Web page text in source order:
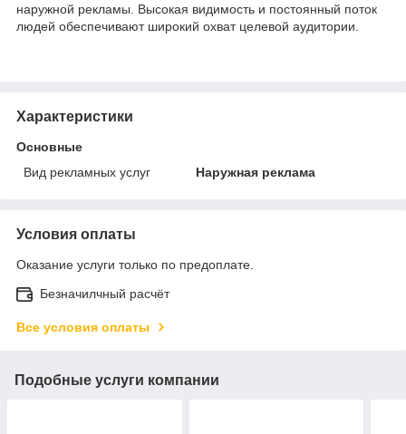
наружной рекламы. Высокая видимость и постоянный поток
людей обеспечивают широкий охват целевой аудитории.
Характеристики
Основные
Вид рекламных услуг
Наружная реклама
Условия оплаты
Оказание услуги только по предоплате.
Безначилчный расчёт
Все условия оплаты
Подобные услуги компании